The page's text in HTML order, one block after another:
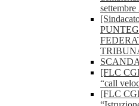
settembre
[FLC
“call
[FLC